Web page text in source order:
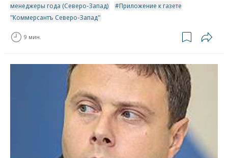
менеджеры года (Северо-Запад)
Приложение к газете
"Коммерсантъ Северо-Запад"
9 мин.